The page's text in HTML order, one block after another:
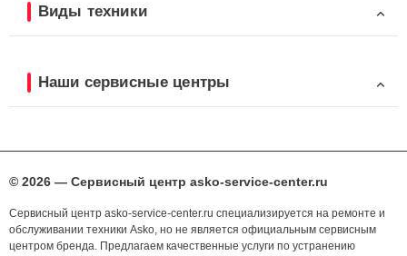
Виды техники
Наши сервисные центры
© 2026 — Сервисный центр asko-service-center.ru
Сервисный центр asko-service-center.ru специализируется на ремонте и
обслуживании техники Asko, но не является официальным сервисным
центром бренда. Предлагаем качественные услуги по устранению